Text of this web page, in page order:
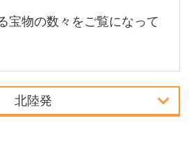
宝物の数々をご覧になって
北陸発